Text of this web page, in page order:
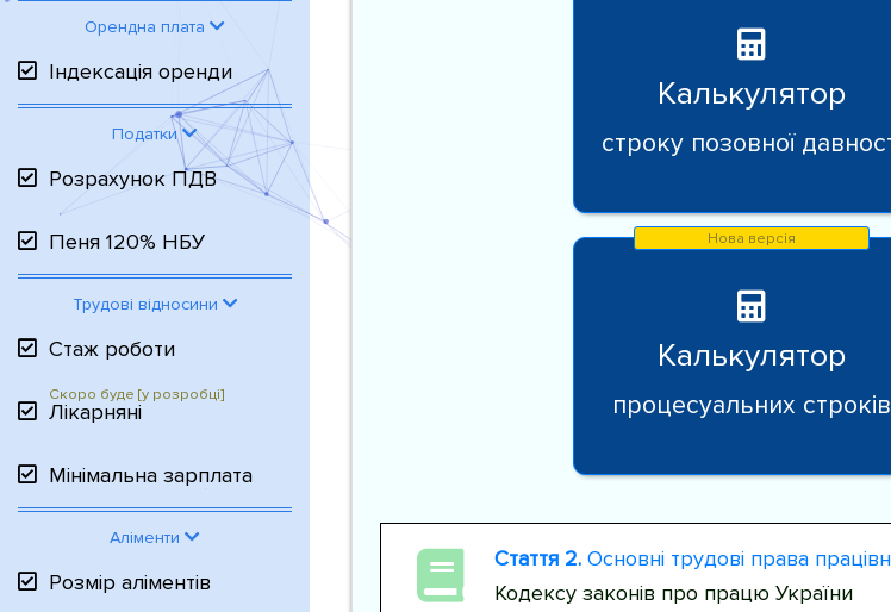
Орендна плата
Індексація оренди
Податки
Розрахунок ПДВ
Пеня 120% НБУ
Трудові відносини
Стаж роботи
Лікарняні
Мінімальна зарплата
Аліменти
Розмір аліментів
Калькулятор
строку позовної
Калькулятор
процесуальних строків
Стаття 2.Основні трудові права
Кодексу законів про працю України